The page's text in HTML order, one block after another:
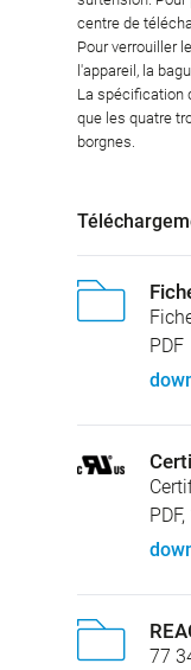
centre de
Pour verrouiller
l'appareil, la
La spécification
que les quatre
borgnes.
PDF
77